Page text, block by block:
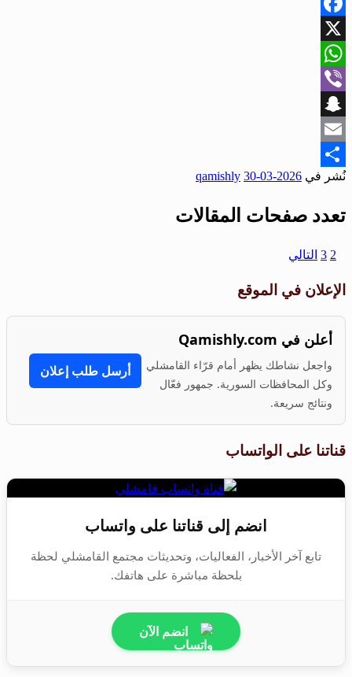
Facebook
X
WhatsApp
Viber
Snapchat
Email
Share
نُشر في 2026-03-30
qamishly
تعدد صفحات المقالات
2
3 التالي
الإعلان في الموقع
أعلن في Qamishly.com
واجعل نشاطك يظهر أمام قرّاء القامشلي
وكل المحافظات السورية. جمهور فعّال
ونتائج سريعة.
أرسل طلب إعلان
قناتنا على الواتساب
انضم إلى قناتنا على واتساب
تابع آخر الأخبار، الفعاليات، وتحديثات مجتمع القامشلي لحظة
بلحظة مباشرة على هاتفك.
انضم الآن